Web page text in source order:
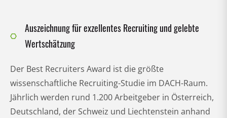
Auszeichnung für exzellentes Recruiting und gelebte
Wertschätzung
Der Best Recruiters Award ist die größte
wissenschaftliche Recruiting-Studie im DACH-Raum.
Jährlich werden rund 1.200 Arbeitgeber in Österreich,
Deutschland, der Schweiz und Liechtenstein anhand